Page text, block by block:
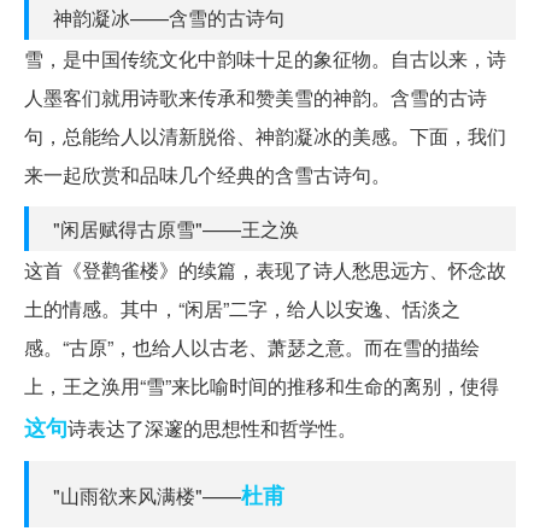
神韵凝冰——含雪的古诗句
雪，是中国传统文化中韵味十足的象征物。自古以来，诗
人墨客们就用诗歌来传承和赞美雪的神韵。含雪的古诗
句，总能给人以清新脱俗、神韵凝冰的美感。下面，我们
来一起欣赏和品味几个经典的含雪古诗句。
"闲居赋得古原雪"——王之涣
这首《登鹳雀楼》的续篇，表现了诗人愁思远方、怀念故
土的情感。其中，“闲居”二字，给人以安逸、恬淡之
感。“古原”，也给人以古老、萧瑟之意。而在雪的描绘
上，王之涣用“雪”来比喻时间的推移和生命的离别，使得
这句诗表达了深邃的思想性和哲学性。
"山雨欲来风满楼"——杜甫